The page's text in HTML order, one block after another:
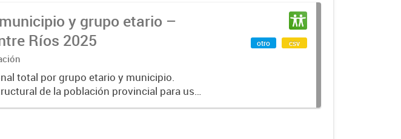
y grupo etario –
Ríos 2025
total por grupo etario y municipio.
de la población provincial para uso
y toma de decisiones.
otro csv